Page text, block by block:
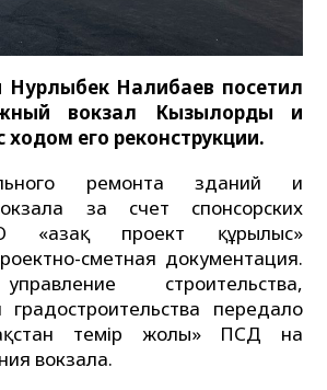
Нурлыбек Налибаев посетил
вокзал Кызылорды и
ходом его реконструкции.
ремонта зданий и
за счет спонсорских
«Қазақ проект құрылыс»
сметная документация.
строительства,
передало
темір жолы» ПСД на
вокзала.